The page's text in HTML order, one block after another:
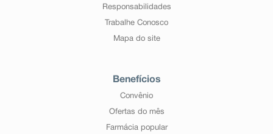
Responsabilidades
Trabalhe Conosco
Mapa do site
Benefícios
Convênio
Ofertas do mês
Farmácia popular